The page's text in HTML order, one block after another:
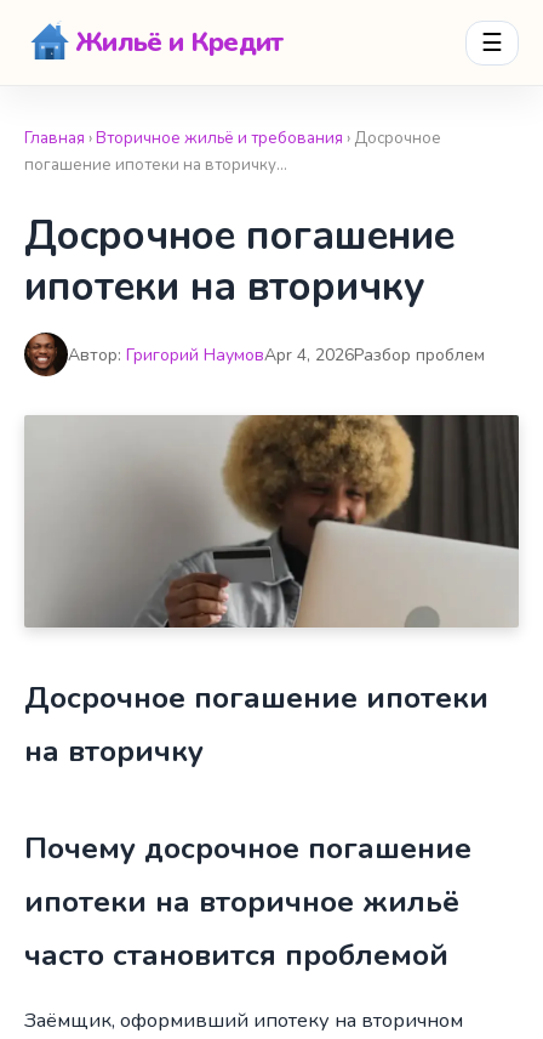
Жильё и Кредит ☰
Главная ›Вторичное жильё и требования › Досрочное
погашение ипотеки на вторичку…
Досрочное погашение
ипотеки на вторичку
Автор: Григорий НаумовApr 4, 2026Разбор проблем
Досрочное погашение ипотеки
на вторичку
Почему досрочное погашение
ипотеки на вторичное жильё
часто становится проблемой
Заёмщик, оформивший ипотеку на вторичном